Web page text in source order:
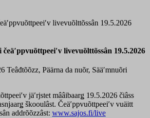
livevuõlttõssân 19.5.2026
čeäʹppvuõttpeeiʹv livevuõlttõssân 19.5.2026
Teâđtõõzz, Päärna da nuõr, Sääʹmnuõri
jäʹrjstet mââibaarǥ 19.5.2026 čiâss
škooulâst. Čeäʹppvuõttpeeiʹv vuäitt
addrõõzzâst: www.sajos.fi/live